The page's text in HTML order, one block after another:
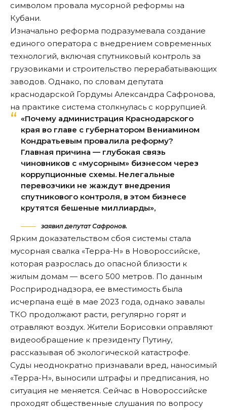
символом провала мусорной реформы на
Кубани.
Изначально реформа подразумевала создание
единого оператора с внедрением современных
технологий, включая спутниковый контроль за
грузовиками и строительство перерабатывающих
заводов. Однако, по словам депутата
краснодарской Гордумы Александра Сафронова,
на практике система столкнулась с коррупцией.
«Почему администрация Краснодарского
края во главе с губернатором Вениамином
Кондратьевым провалила реформу?
Главная причина — глубокая связь
чиновников с «мусорным» бизнесом через
коррупционные схемы. Нелегальные
перевозчики не жаждут внедрения
спутникового контроля, в этом бизнесе
крутятся бешеные миллиарды»,
заявил депутат Сафронов.
Ярким доказательством сбоя системы стала
мусорная свалка «Терра-Н» в Новороссийске,
которая разрослась до опасной близости к
жилым домам — всего 500 метров. По данным
Росприроднадзора, ее вместимость была
исчерпана ещё в мае 2023 года, однако завалы
ТКО продолжают расти, регулярно горят и
отравляют воздух. Жители Борисовки оправляют
видеообращение к президенту Путину,
рассказывая об экологической катастрофе.
Суды неоднократно признавали вред, наносимый
«Терра-Н», выносили штрафы и предписания, но
ситуация не меняется. Сейчас в Новороссийске
проходят общественные слушания по вопросу